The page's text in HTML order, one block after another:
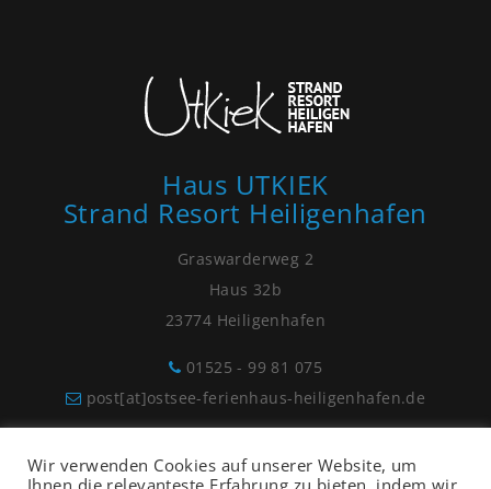
Haus UTKIEK
Strand Resort Heiligenhafen
Graswarderweg 2
Haus 32b
23774 Heiligenhafen
01525 - 99 81 075
post[at]ostsee-ferienhaus-heiligenhafen.de
Wir verwenden Cookies auf unserer Website, um
Ihnen die relevanteste Erfahrung zu bieten, indem wir